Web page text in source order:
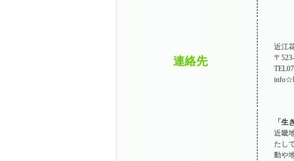
連絡先
近江
〒
「生
近畿
たし
動や